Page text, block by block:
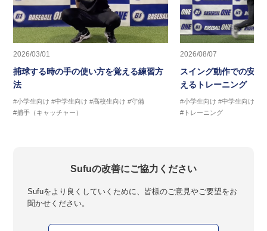
2026/03/01
捕球する時の手の使い方を覚える練習方
法
#小学生向け #中学生向け #高校生向け #守備
#捕手（キャッチャー）
2026/08/07
スイング動作での安定
えるトレーニング
#小学生向け #中学生向け
#トレーニング
Sufuの改善にご協力ください
Sufuをより良くしていくために、皆様のご意見やご要望をお
聞かせください。